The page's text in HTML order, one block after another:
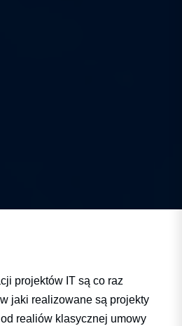
projektów IT są co raz
jaki realizowane są projekty
realiów klasycznej umowy